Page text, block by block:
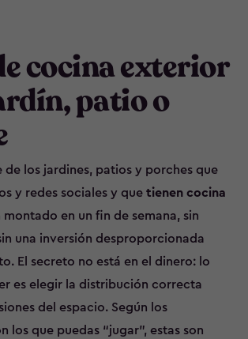
cocina exterior
patio o
de los jardines, patios y porches que
y redes sociales y que tienen cocina
montado en un fin de semana, sin
una inversión desproporcionada
El secreto no está en el dinero: lo
es elegir la distribución correcta
del espacio. Según los
los que puedas “jugar”, estas son